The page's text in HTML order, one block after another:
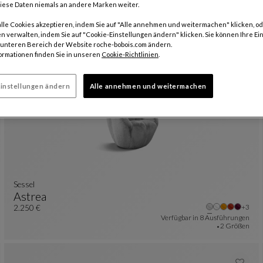
Farben : 23 verfügbare farben
Pétale
Drehsessel
Siehe Vollständige Beschreibung
2.360 €
Verfügbar in
Astrea
Sessel
Siehe Vollständige Beschreibung
Sessel
2.250 € +3
Verfügbar in 8 Ausführungen
2 Größen
Daten niemals an andere Marken weiter.
Cookies akzeptieren, indem Sie auf "Alle annehmen und weitermachen" klicken,
verwalten, indem Sie auf "Cookie-Einstellungen ändern" klicken. Sie können Ihre
Bereich der Website roche-bobois.com ändern.
finden Sie in unseren Cookie-Richtlinien
ändern Alle annehmen und weitermachen